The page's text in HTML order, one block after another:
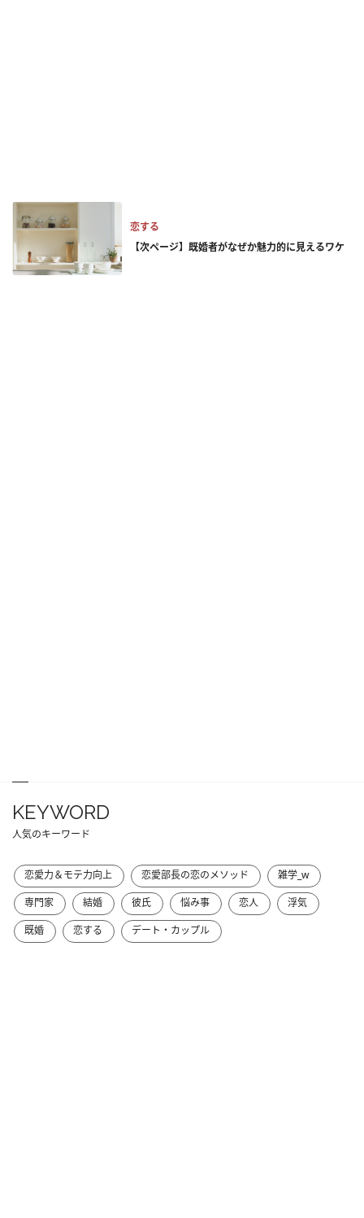
恋する
【次ページ】既婚者がなぜか魅力的に見えるワケ
KEYWORD
人気のキーワード
恋愛力＆モテ力向上 恋愛部長の恋のメソッド
雑学_w
専門家
結婚 彼氏 悩み事 恋人
浮気
既婚
恋する デート・カップル